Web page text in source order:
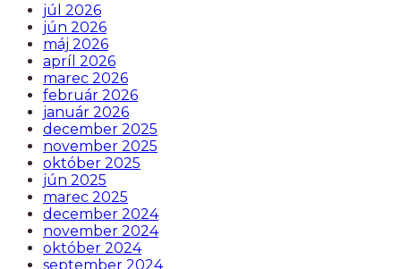
júl 2026
jún 2026
máj 2026
apríl 2026
marec 2026
február 2026
január 2026
december 2025
november 2025
október 2025
jún 2025
marec 2025
december 2024
november 2024
október 2024
september 2024